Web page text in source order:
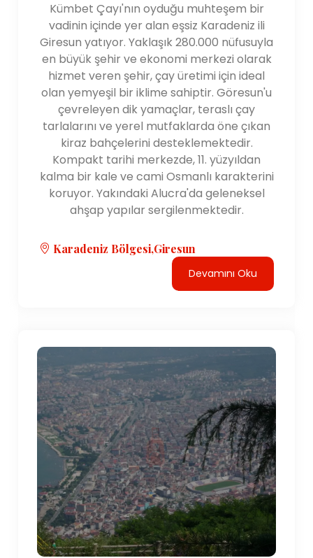
Kümbet Çayı'nın oyduğu muhteşem bir
vadinin içinde yer alan eşsiz Karadeniz ili
Giresun yatıyor. Yaklaşık 280.000 nüfusuyla
en büyük şehir ve ekonomi merkezi olarak
hizmet veren şehir, çay üretimi için ideal
olan yemyeşil bir iklime sahiptir. Göresun'u
çevreleyen dik yamaçlar, teraslı çay
tarlalarını ve yerel mutfaklarda öne çıkan
kiraz bahçelerini desteklemektedir.
Kompakt tarihi merkezde, 11. yüzyıldan
kalma bir kale ve cami Osmanlı karakterini
koruyor. Yakındaki Alucra'da geleneksel
ahşap yapılar sergilenmektedir.
Karadeniz Bölgesi,Giresun
Devamını Oku